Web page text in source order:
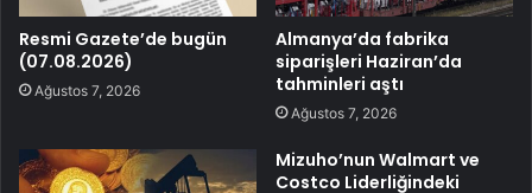
Resmi Gazete’de bugün
(07.08.2026)
Ağustos 7, 2026
Almanya’da fabrika
siparişleri Haziran’da
tahminleri aştı
Ağustos 7, 2026
Mizuho’nun Walmart ve
Costco Liderliğindeki